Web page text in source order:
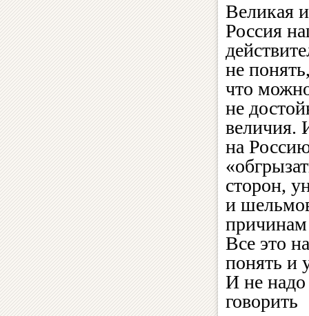
Великая
Россия
не
что
не
величия.
на
сторон,
и
причинам
Все это
понять и
И не надо
говорить